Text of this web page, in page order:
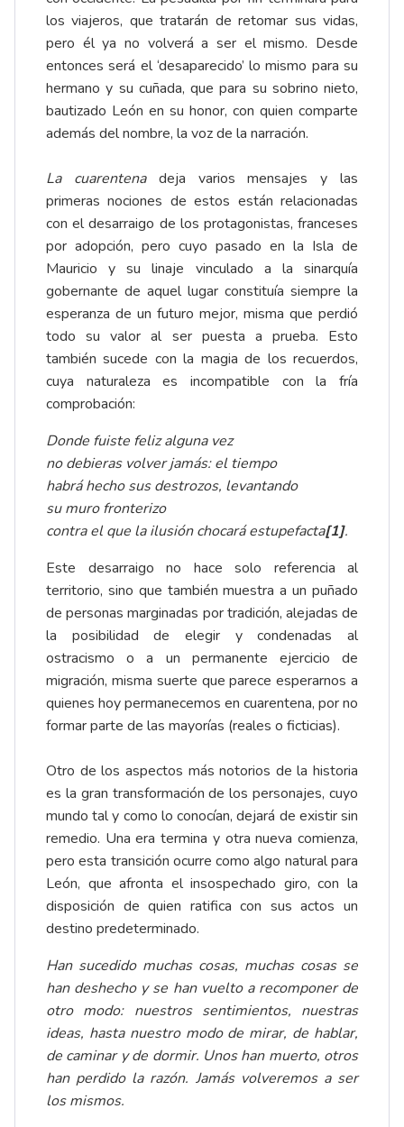
los viajeros, que tratarán de retomar sus vidas,
pero él ya no volverá a ser el mismo. Desde
entonces será el ‘desaparecido’ lo mismo para su
hermano y su cuñada, que para su sobrino nieto,
bautizado León en su honor, con quien comparte
además del nombre, la voz de la narración.
La cuarentenadeja varios mensajes y las
primeras nociones de estos están relacionadas
con el desarraigo de los protagonistas, franceses
por adopción, pero cuyo pasado en la Isla de
Mauricio y su linaje vinculado a la sinarquía
gobernante de aquel lugar constituía siempre la
esperanza de un futuro mejor, misma que perdió
todo su valor al ser puesta a prueba. Esto
también sucede con la magia de los recuerdos,
cuya naturaleza es incompatible con la fría
comprobación:
Donde fuiste feliz alguna vez
no debieras volver jamás: el tiempo
habrá hecho sus destrozos, levantando
su muro fronterizo
contra el que la ilusión chocará estupefacta[1].
Este desarraigo no hace solo referencia al
territorio, sino que también muestra a un puñado
de personas marginadas por tradición, alejadas de
la posibilidad de elegir y condenadas al
ostracismo o a un permanente ejercicio de
migración, misma suerte que parece esperarnos a
quienes hoy permanecemos en cuarentena, por no
formar parte de las mayorías (reales o ficticias).
Otro de los aspectos más notorios de la historia
es la gran transformación de los personajes, cuyo
mundo tal y como lo conocían, dejará de existir sin
remedio. Una era termina y otra nueva comienza,
pero esta transición ocurre como algo natural para
León, que afronta el insospechado giro, con la
disposición de quien ratifica con sus actos un
destino predeterminado.
Han sucedido muchas cosas, muchas cosas se
han deshecho y se han vuelto a recomponer de
otro modo: nuestros sentimientos, nuestras
ideas, hasta nuestro modo de mirar, de hablar,
de caminar y de dormir. Unos han muerto, otros
han perdido la razón. Jamás volveremos a ser
los mismos.